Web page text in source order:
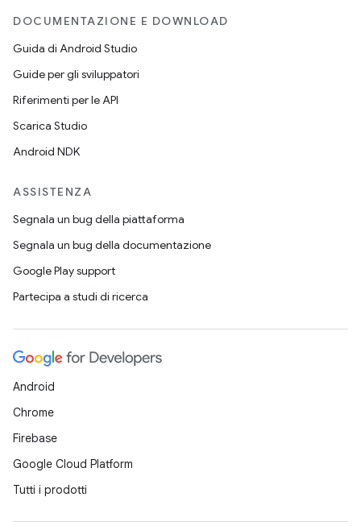
DOCUMENTAZIONE E DOWNLOAD
Guida di Android Studio
Guide per gli sviluppatori
Riferimenti per le API
Scarica Studio
Android NDK
ASSISTENZA
Segnala un bug della piattaforma
Segnala un bug della documentazione
Google Play support
Partecipa a studi di ricerca
Android
Chrome
Firebase
Google Cloud Platform
Tutti i prodotti